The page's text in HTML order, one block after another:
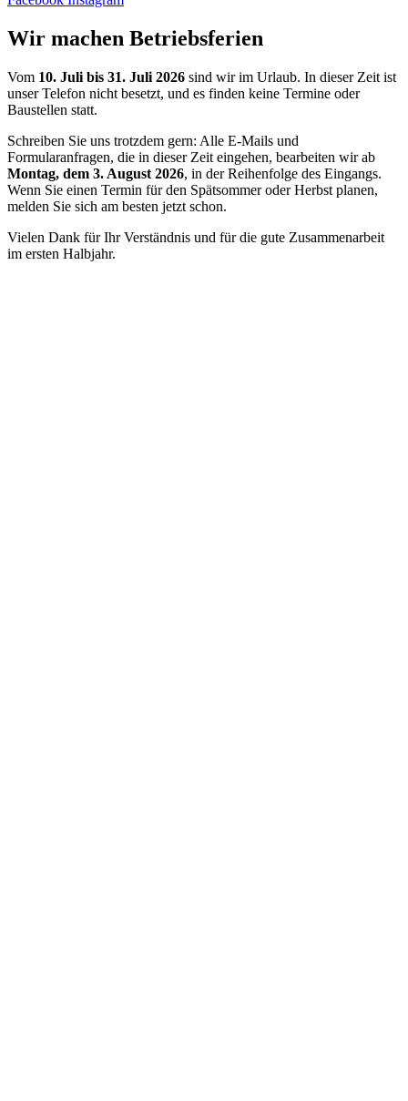
Wir machen Betriebsferien
Vom 10. Juli bis 31. Juli 2026 sind wir im Urlaub. In dieser Zeit ist
unser Telefon nicht besetzt, und es finden keine Termine oder
Baustellen statt.
Schreiben Sie uns trotzdem gern: Alle E-Mails und
Formularanfragen, die in dieser Zeit eingehen, bearbeiten wir ab
Montag, dem 3. August 2026, in der Reihenfolge des Eingangs.
Wenn Sie einen Termin für den Spätsommer oder Herbst planen,
melden Sie sich am besten jetzt schon.
Vielen Dank für Ihr Verständnis und für die gute Zusammenarbeit
im ersten Halbjahr.